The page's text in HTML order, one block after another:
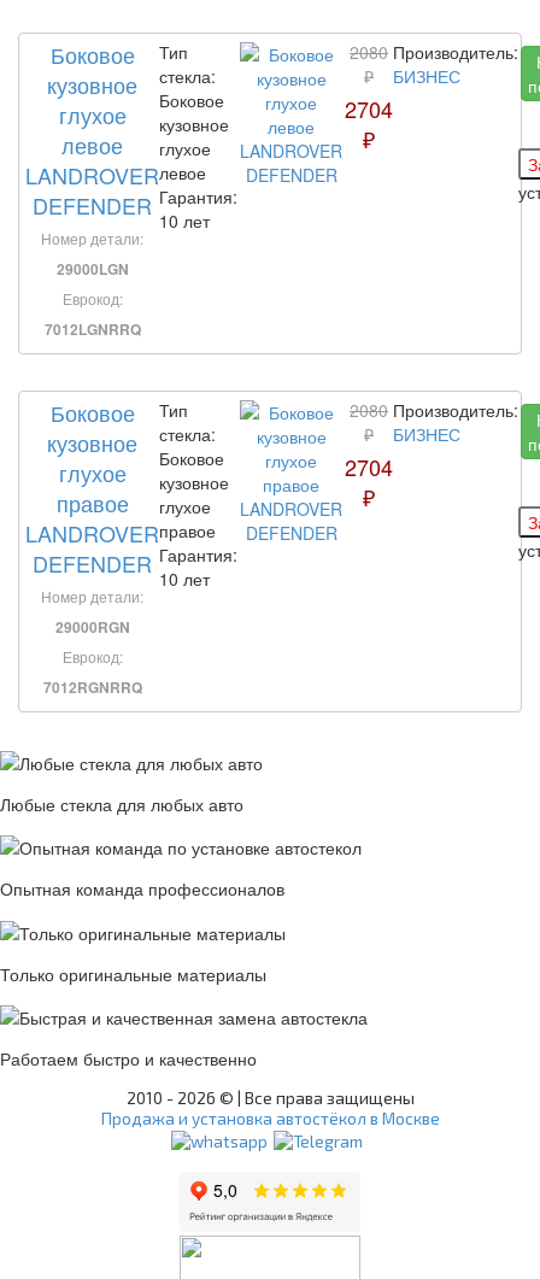
Боковое
кузовное
глухое
левое
LANDROVER
DEFENDER
Номер детали:
29000LGN
Еврокод:
7012LGNRRQ
Тип
стекла:
Боковое
кузовное
глухое
левое
Гарантия:
10 лет
2080
₽
2704
₽
Производитель:
БИЗНЕС
Боковое
кузовное
глухое
правое
LANDROVER
DEFENDER
Номер детали:
29000RGN
Еврокод:
7012RGNRRQ
Тип
стекла:
Боковое
кузовное
глухое
правое
Гарантия:
10 лет
2080
₽
2704
₽
Производитель:
БИЗНЕС
Любые стекла для любых авто
Опытная команда профессионалов
Только оригинальные материалы
Работаем быстро и качественно
2010 - 2026 © | Все права защищены
Продажа и установка автостёкол в Москве